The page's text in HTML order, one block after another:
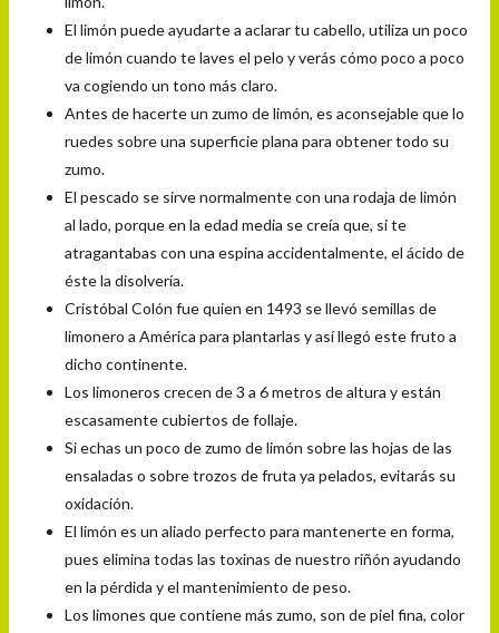
El limón puede ayudarte a aclarar tu cabello, utiliza un poco
de limón cuando te laves el pelo y verás cómo poco a poco
va cogiendo un tono más claro.
Antes de hacerte un zumo de limón, es aconsejable que lo
ruedes sobre una superficie plana para obtener todo su
zumo.
El pescado se sirve normalmente con una rodaja de limón
al lado, porque en la edad media se creía que, si te
atragantabas con una espina accidentalmente, el ácido de
éste la disolvería.
Cristóbal Colón fue quien en 1493 se llevó semillas de
limonero a América para plantarlas y así llegó este fruto a
dicho continente.
Los limoneros crecen de 3 a 6 metros de altura y están
escasamente cubiertos de follaje.
Si echas un poco de zumo de limón sobre las hojas de las
ensaladas o sobre trozos de fruta ya pelados, evitarás su
oxidación.
El limón es un aliado perfecto para mantenerte en forma,
pues elimina todas las toxinas de nuestro riñón ayudando
en la pérdida y el mantenimiento de peso.
Los limones que contiene más zumo, son de piel fina, color